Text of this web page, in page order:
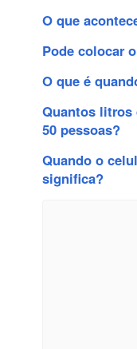
O que
Pode colocar
O que é
Quantos litros
50 pessoas?
Quando o
significa?